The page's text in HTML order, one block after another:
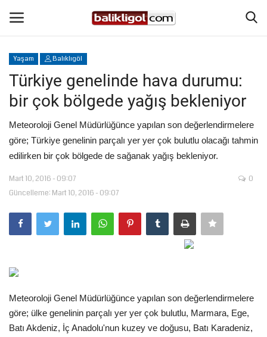
Giriş Yap
Anasayfa
Köşe Yazıları
Şanlıurfa
Eğitim
Tekno Bilim
Yaşam Balıklıgöl
Türkiye genelinde hava durumu:
bir çok bölgede yağış bekleniyor
Meteoroloji Genel Müdürlüğünce yapılan son değerlendirmelere
göre; Türkiye genelinin parçalı yer yer çok bulutlu olacağı tahmin
edilirken bir çok bölgede de sağanak yağış bekleniyor.
Mart 10, 2016 - 09:07
Güncelleme: Mart 10, 2016 - 09:07
0
Meteoroloji Genel Müdürlüğünce yapılan son değerlendirmelere
göre; ülke genelinin parçalı yer yer çok bulutlu, Marmara, Ege,
Batı Akdeniz, İç Anadolu'nun kuzey ve doğusu, Batı Karadeniz,